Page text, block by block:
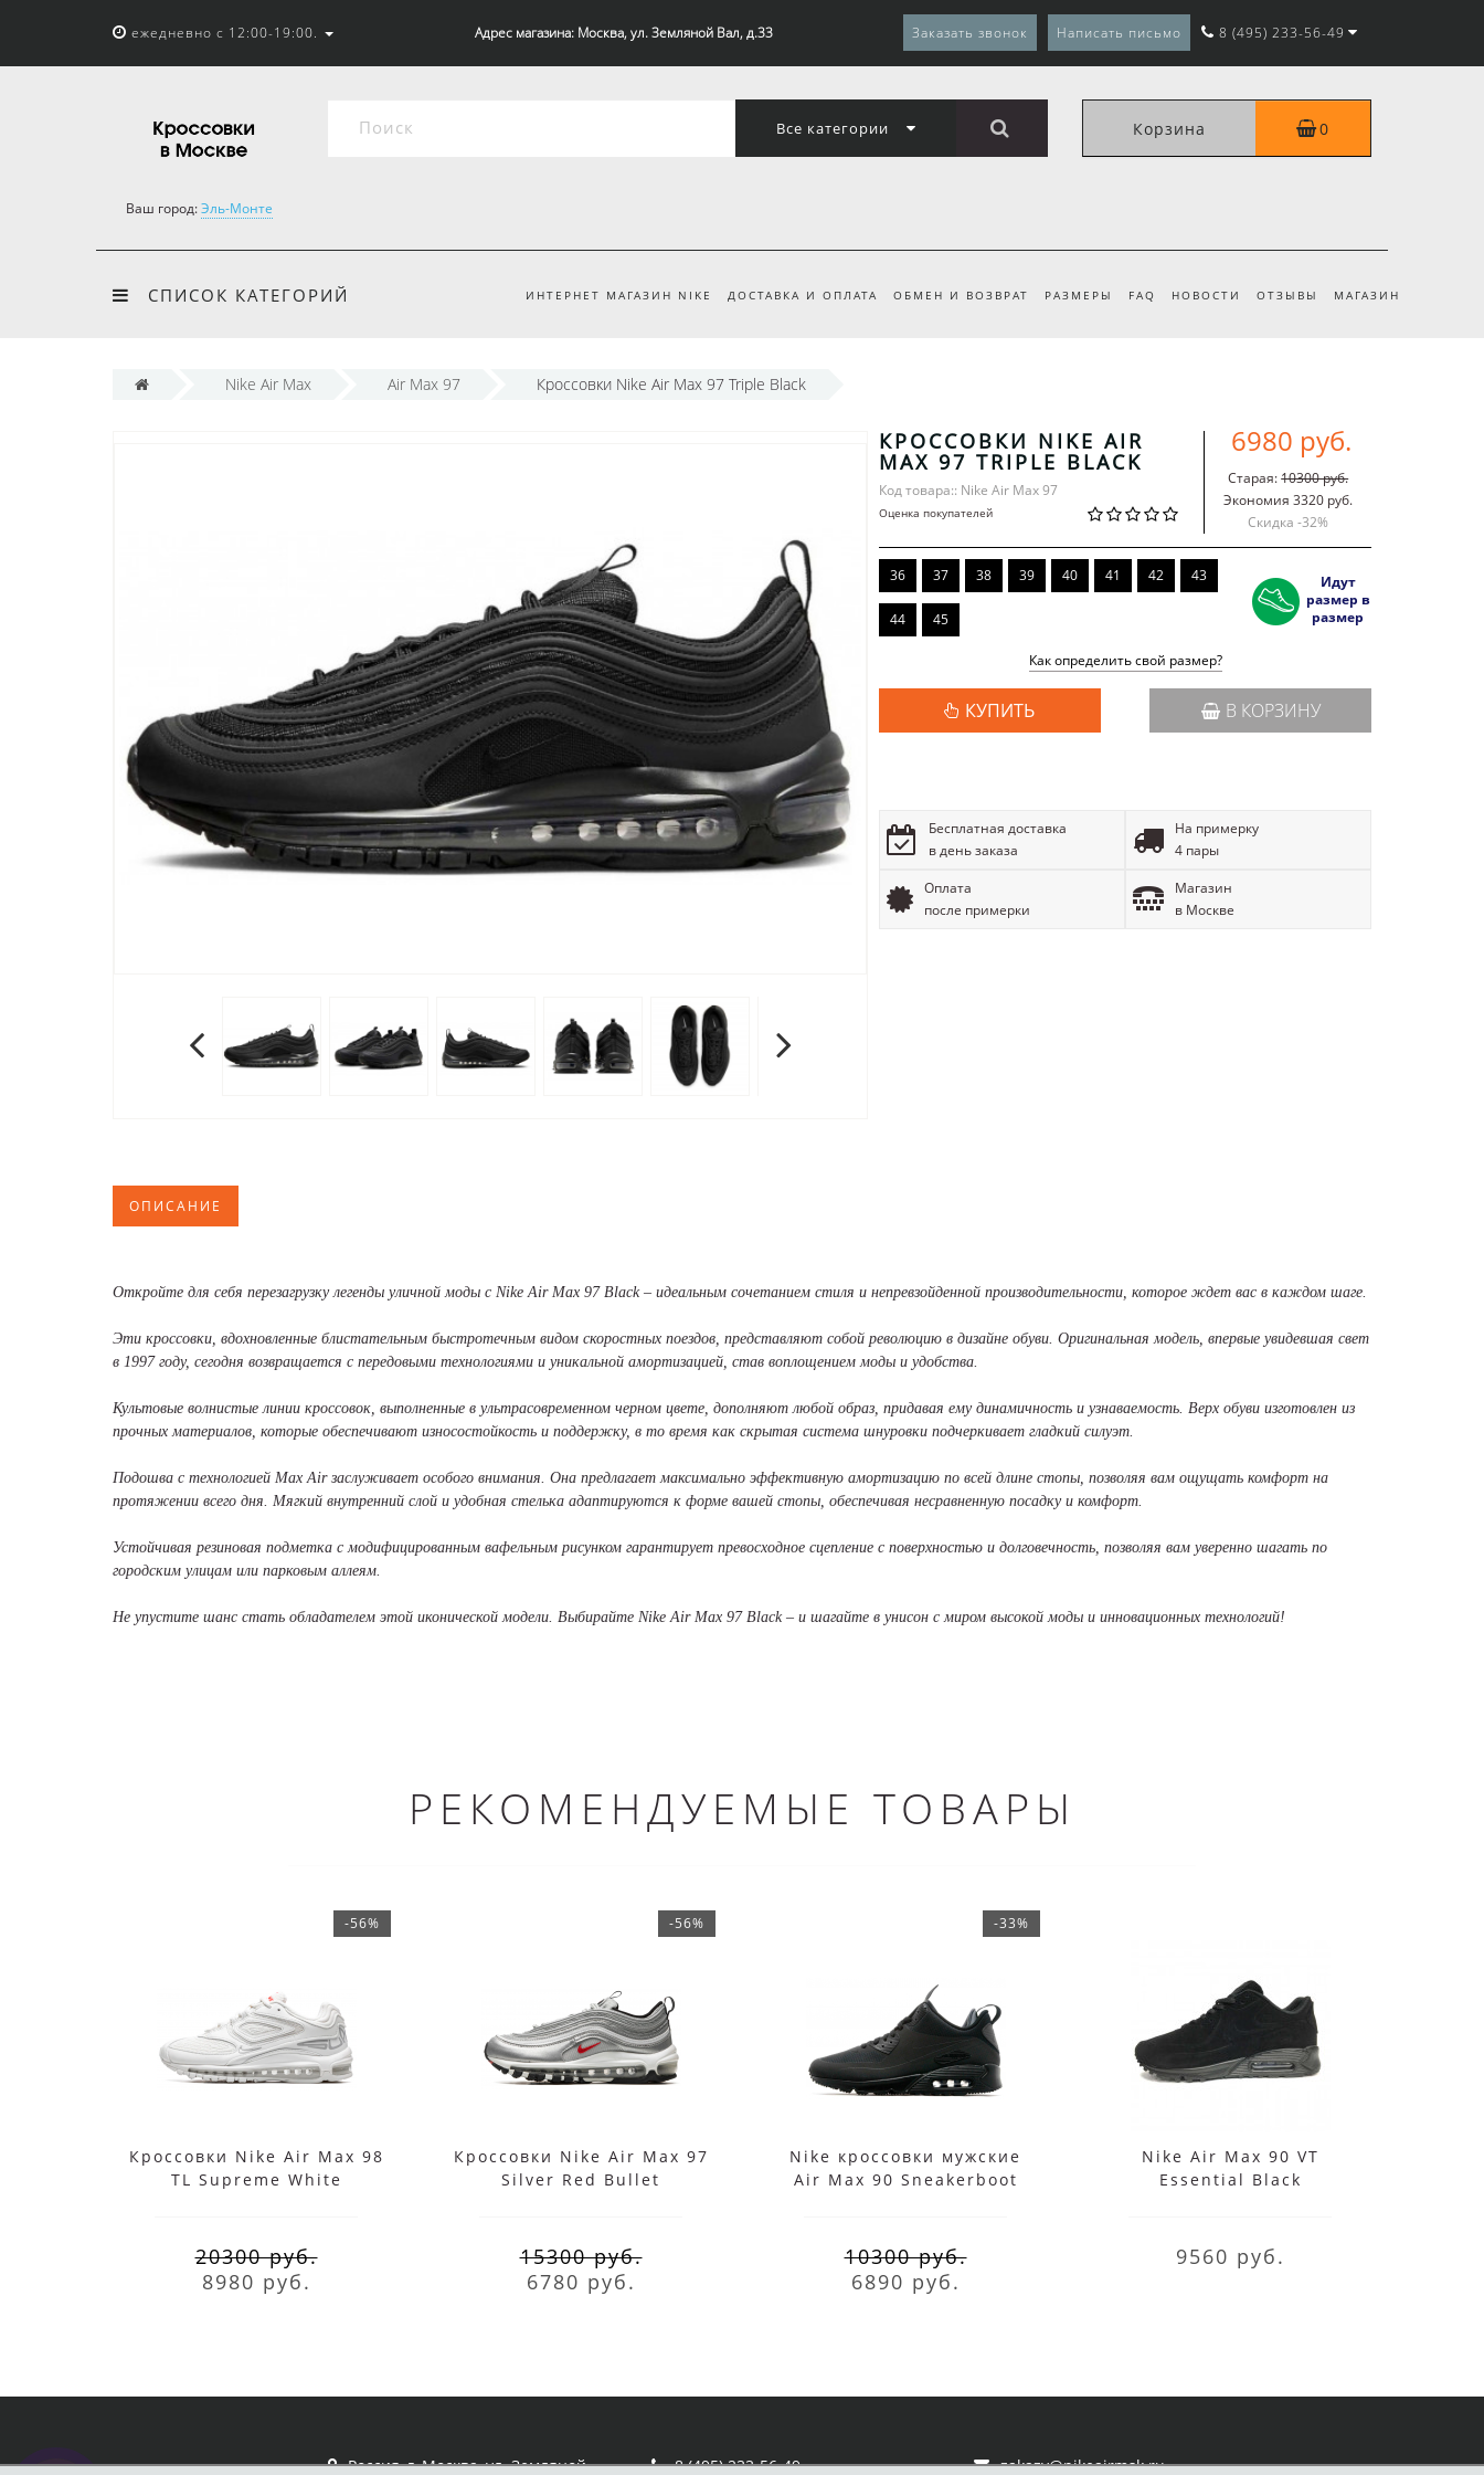
ежедневно с 12:00-19:00. Адрес магазина: Москва, ул. Земляной Вал, д.33 Заказать звонок Написать письмо 8 (495) 233-56-49
Все категории Корзина 0
Ваш город:Эль-Монте
СПИСОК КАТЕГОРИЙ ИНТЕРНЕТ МАГАЗИН NIKE ДОСТАВКА И ОПЛАТА ОБМЕН И ВОЗВРАТ РАЗМЕРЫ FAQ НОВОСТИ ОТЗЫВЫ МАГАЗИН
Nike Air Max Air Max 97 Кроссовки Nike Air Max 97 Triple Black
КРОССОВКИ NIKE AIR
MAX 97 TRIPLE BLACK
Код товара:: Nike Air Max 97
Оценка покупателей
6980 руб.
Старая:10300 руб.
Экономия 3320 руб.
Скидка -32%
36 37 38 39 40 41 42 43
44 45
Идут
размер в
размер
Как определить свой размер?
КУПИТЬ В КОРЗИНУ
Бесплатная доставка
в день заказа
На примерку
4 пары
Оплата
после примерки
Магазин
в Москве
ОПИСАНИЕ
Откройте для себя перезагрузку легенды уличной моды с Nike Air Max 97 Black – идеальным сочетанием стиля и непревзойденной производительности, которое ждет вас в каждом шаге.
Эти кроссовки, вдохновленные блистательным быстротечным видом скоростных поездов, представляют собой революцию в дизайне обуви. Оригинальная модель, впервые увидевшая свет
в 1997 году, сегодня возвращается с передовыми технологиями и уникальной амортизацией, став воплощением моды и удобства.
Культовые волнистые линии кроссовок, выполненные в ультрасовременном черном цвете, дополняют любой образ, придавая ему динамичность и узнаваемость. Верх обуви изготовлен из
прочных материалов, которые обеспечивают износостойкость и поддержку, в то время как скрытая система шнуровки подчеркивает гладкий силуэт.
Подошва с технологией Max Air заслуживает особого внимания. Она предлагает максимально эффективную амортизацию по всей длине стопы, позволяя вам ощущать комфорт на
протяжении всего дня. Мягкий внутренний слой и удобная стелька адаптируются к форме вашей стопы, обеспечивая несравненную посадку и комфорт.
Устойчивая резиновая подметка с модифицированным вафельным рисунком гарантирует превосходное сцепление с поверхностью и долговечность, позволяя вам уверенно шагать по
городским улицам или парковым аллеям.
Не упустите шанс стать обладателем этой иконической модели. Выбирайте Nike Air Max 97 Black – и шагайте в унисон с миром высокой моды и инновационных технологий!
РЕКОМЕНДУЕМЫЕ ТОВАРЫ
-56%
Кроссовки Nike Air Max 98
TL Supreme White
20300 руб.
8980 руб.
-56%
Кроссовки Nike Air Max 97
Silver Red Bullet
15300 руб.
6780 руб.
-33%
Nike кроссовки мужские
Air Max 90 Sneakerboot
10300 руб.
6890 руб.
Nike Air Max 90 VT
Essential Black
9560 руб.
Россия, г. Москва, ул. Земляной 8 (495) 233-56-49 zakazy@nikeairmsk.ru